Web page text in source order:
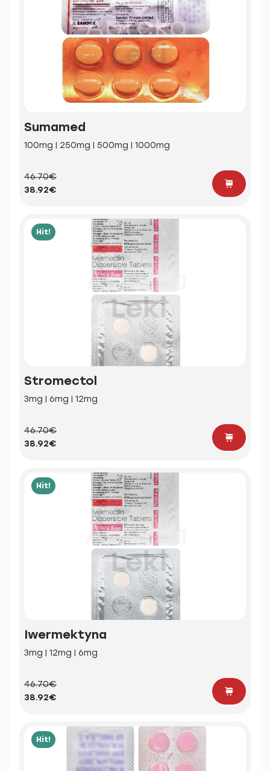
Sumamed
100mg | 250mg | 500mg | 1000mg
46.70€
38.92€
Hit!
Stromectol
3mg | 6mg | 12mg
46.70€
38.92€
Hit!
Iwermektyna
3mg | 12mg | 6mg
46.70€
38.92€
Hit!